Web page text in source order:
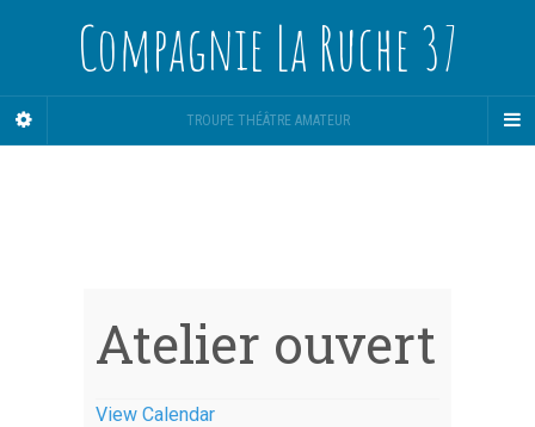
Compagnie La Ruche 37
TROUPE THÉÂTRE AMATEUR
Atelier ouvert
View Calendar